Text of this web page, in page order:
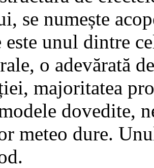
se numește
unul dintre
o adevărată
majoritatea
dovedite,
meteo dure.